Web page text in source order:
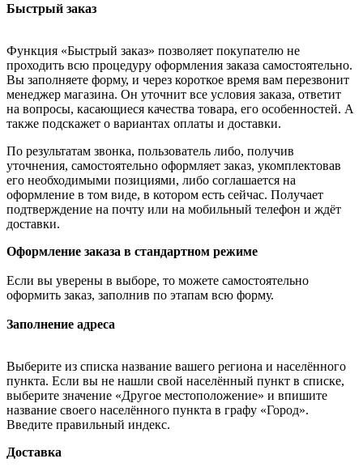
Быстрый заказ
Функция «Быстрый заказ» позволяет покупателю не
проходить всю процедуру оформления заказа самостоятельно.
Вы заполняете форму, и через короткое время вам перезвонит
менеджер магазина. Он уточнит все условия заказа, ответит
на вопросы, касающиеся качества товара, его особенностей. А
также подскажет о вариантах оплаты и доставки.
По результатам звонка, пользователь либо, получив
уточнения, самостоятельно оформляет заказ, укомплектовав
его необходимыми позициями, либо соглашается на
оформление в том виде, в котором есть сейчас. Получает
подтверждение на почту или на мобильный телефон и ждёт
доставки.
Оформление заказа в стандартном режиме
Если вы уверены в выборе, то можете самостоятельно
оформить заказ, заполнив по этапам всю форму.
Заполнение адреса
Выберите из списка название вашего региона и населённого
пункта. Если вы не нашли свой населённый пункт в списке,
выберите значение «Другое местоположение» и впишите
название своего населённого пункта в графу «Город».
Введите правильный индекс.
Доставка